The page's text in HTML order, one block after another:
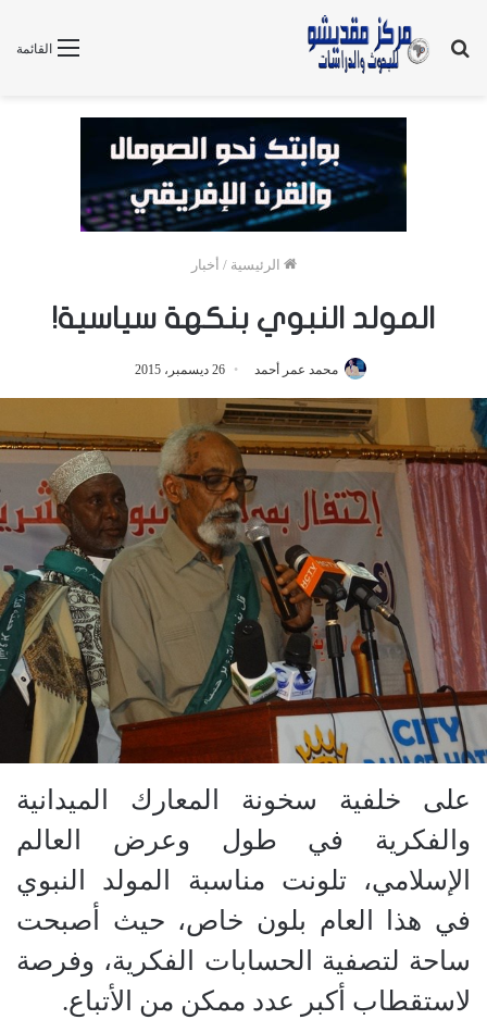
القائمة
بحث
الرئيسية / أخبار
المولد النبوي بنكهة سياسية!
محمد عمر أحمد 26 ديسمبر، 2015
على خلفية سخونة المعارك الميدانية
والفكرية في طول وعرض العالم
الإسلامي، تلونت مناسبة المولد النبوي
في هذا العام بلون خاص، حيث أصبحت
ساحة لتصفية الحسابات الفكرية، وفرصة
لاستقطاب أكبر عدد ممكن من الأتباع.